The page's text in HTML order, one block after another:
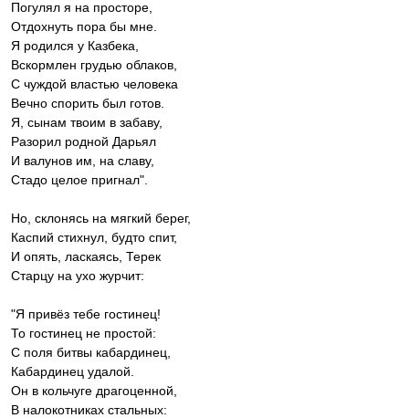
Погулял я на просторе,
Отдохнуть пора бы мне.
Я родился у Казбека,
Вскормлен грудью облаков,
С чуждой властью человека
Вечно спорить был готов.
Я, сынам твоим в забаву,
Разорил родной Дарьял
И валунов им, на славу,
Стадо целое пригнал".
Но, склонясь на мягкий берег,
Каспий стихнул, будто спит,
И опять, ласкаясь, Терек
Старцу на ухо журчит:
"Я привёз тебе гостинец!
То гостинец не простой:
С поля битвы кабардинец,
Кабардинец удалой.
Он в кольчуге драгоценной,
В налокотниках стальных: